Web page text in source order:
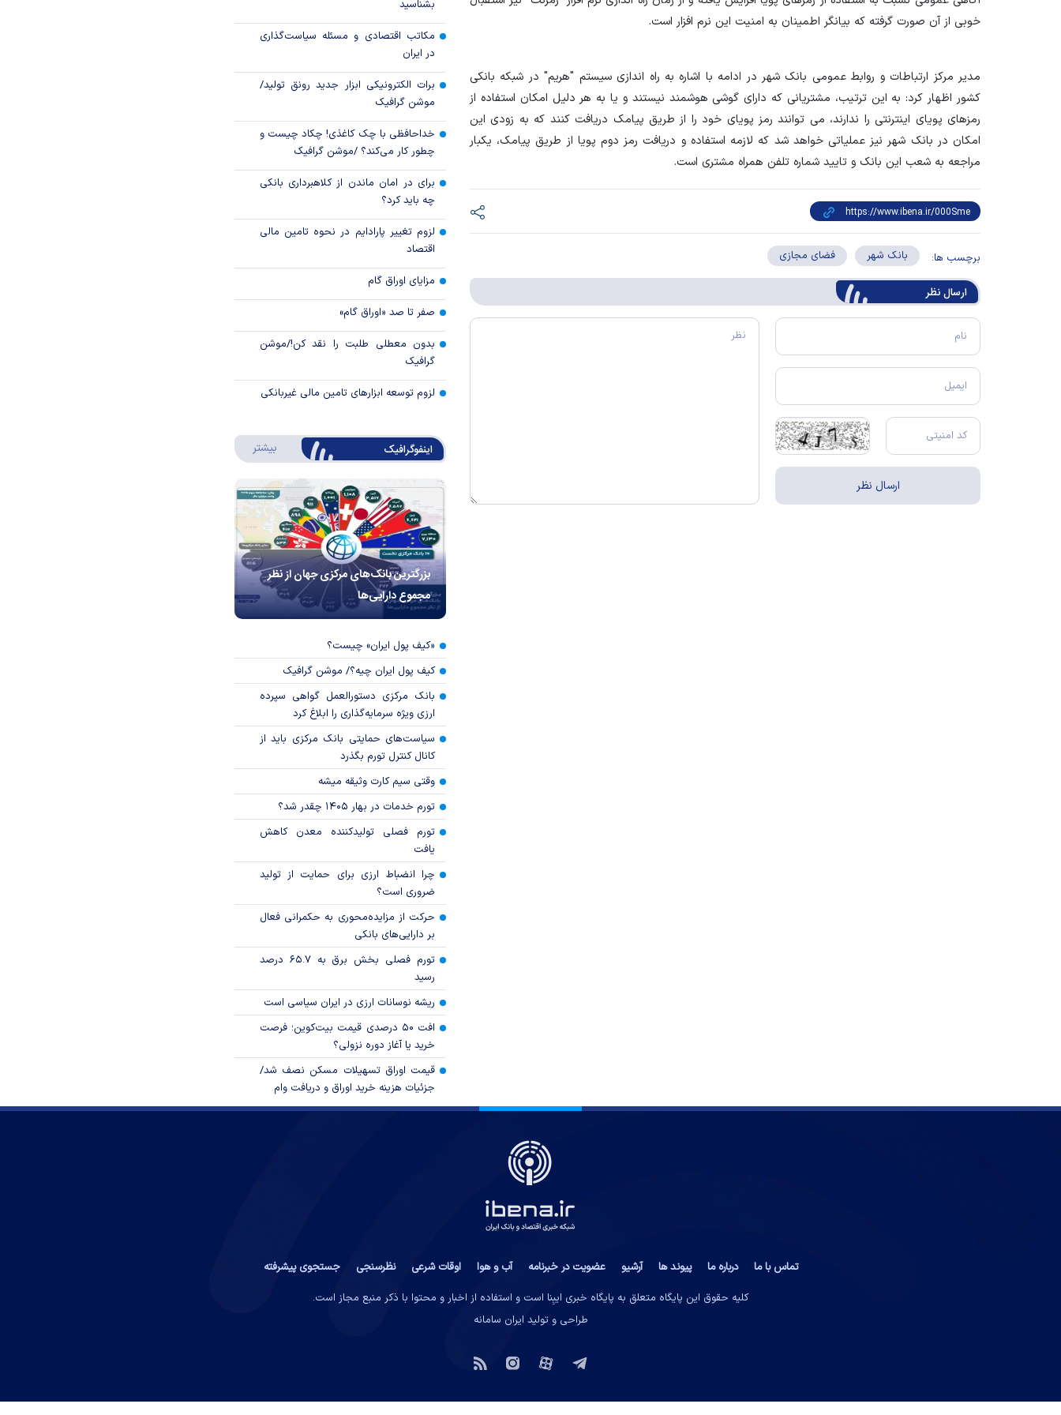
خوبی از آن صورت گرفته که بیانگر اطمینان به امنیت این نرم افزار است.
مدیر مرکز ارتباطات و روابط عمومی بانک شهر در ادامه با اشاره به راه اندازی سیستم "هریم" در شبکه بانکی
کشور اظهار کرد: به این ترتیب، مشتریانی که دارای گوشی هوشمند نیستند و یا به هر دلیل امکان استفاده از
رمزهای پویای اینترنتی را ندارند، می توانند رمز پویای خود را از طریق پیامک دریافت کنند که به زودی این
امکان در بانک شهر نیز عملیاتی خواهد شد که لازمه استفاده و دریافت رمز دوم پویا از طریق پیامک، یکبار
مراجعه به شعب این بانک و تایید شماره تلفن همراه مشتری است.
برچسب ها: بانک شهر فضای مجازی
ارسال‌ نظر
رویه جدید ارز اشخاص شدند؟
جزئیات دستورالعمل جدید مالیاتی برای
تسعیر ارز واردات بدون انتقال ارز
بشناسید
مکاتب اقتصادی و مسئله سیاست‌گذاری
در ایران
برات الکترونیکی ابزار جدید رونق تولید/
موشن گرافیک
خداحافظی با چک کاغذی! چکاد چیست و
چطور کار می‌کند؟ /موشن گرافیک
برای در امان ماندن از کلاهبرداری بانکی
چه باید کرد؟
لزوم تغییر پارادایم در نحوه تامین مالی
اقتصاد
مزایای اوراق گام
صفر تا صد «اوراق گام»
بدون معطلی طلبت را نقد کن!/موشن
گرافیک
لزوم توسعه ابزارهای تامین مالی غیربانکی
اینفوگرافیک بیشتر درباره اینفوگرافیک
بزرگترین بانک‌های مرکزی جهان از نظر
مجموع دارایی‌ها
«کیف پول ایران» چیست؟
کیف پول ایران چیه؟/ موشن گرافیک
بانک مرکزی دستورالعمل گواهی سپرده
ارزی ویژه سرمایه‌گذاری را ابلاغ کرد
سیاست‌های حمایتی بانک مرکزی باید از
کانال کنترل تورم بگذرد
وقتی سیم کارت وثیقه میشه
تورم خدمات در بهار ۱۴۰۵ چقدر شد؟
تورم فصلی تولیدکننده معدن کاهش
یافت
چرا انضباط ارزی برای حمایت از تولید
ضروری است؟
حرکت از مزایده‌محوری به حکمرانی فعال
بر دارایی‌های بانکی
تورم فصلی بخش برق به ۶۵.۷ درصد
رسید
ریشه نوسانات ارزی در ایران سیاسی است
افت ۵۰ درصدی قیمت بیت‌کوین؛ فرصت
خرید یا آغاز دوره نزولی؟
قیمت اوراق تسهیلات مسکن نصف شد/
جزئیات هزینه خرید اوراق و دریافت وام
تماس با ما درباره ما پیوند ها آرشیو عضویت در خبرنامه آب و هوا اوقات شرعی نظرسنجی
جستجوی پیشرفته
کلیه حقوق این پایگاه متعلق به پایگاه خبری ایبِنا است و استفاده از اخبار و محتوا با ذکر منبع مجاز است.
طراحی و تولید ایران سامانه